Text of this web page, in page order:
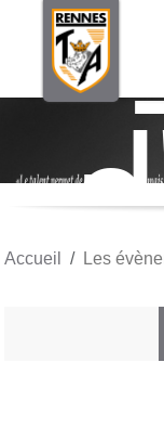
Accueil Les
Panneau de gestion